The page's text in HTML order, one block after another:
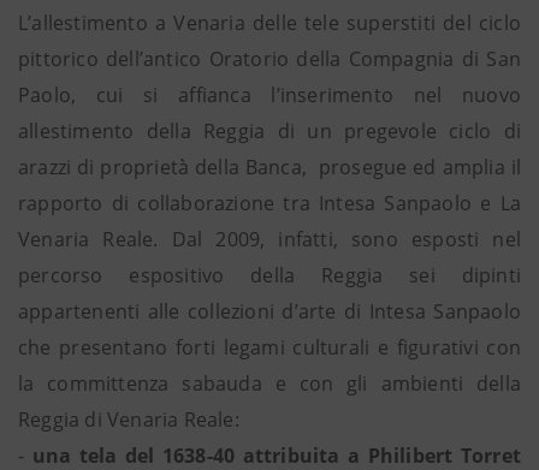
L’allestimento a Venaria delle tele superstiti del ciclo
pittorico dell’antico Oratorio della Compagnia di San
Paolo, cui si affianca l’inserimento nel nuovo
allestimento della Reggia di un pregevole ciclo di
arazzi di proprietà della Banca, prosegue ed amplia il
rapporto di collaborazione tra Intesa Sanpaolo e La
Venaria Reale. Dal 2009, infatti, sono esposti nel
percorso espositivo della Reggia sei dipinti
appartenenti alle collezioni d’arte di Intesa Sanpaolo
che presentano forti legami culturali e figurativi con
la committenza sabauda e con gli ambienti della
Reggia di Venaria Reale:
- una tela del 1638-40 attribuita a Philibert Torret